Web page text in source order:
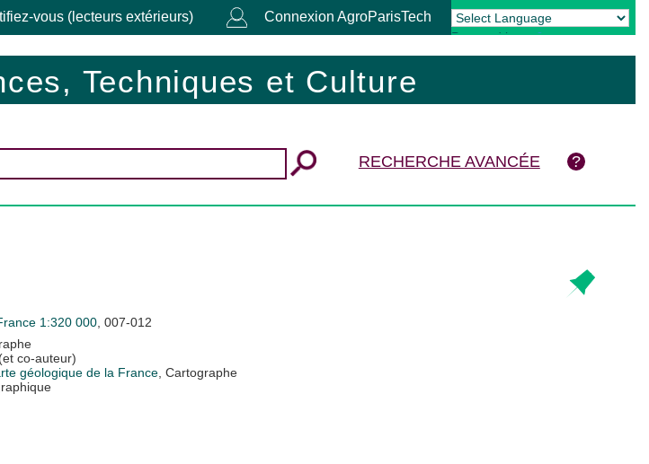
vous (lecteurs extérieurs) Connexion AgroParisTech
Powered by Translate
Techniques et Culture
RECHERCHE AVANCÉE
1:320 000, 007-012
co-auteur)
géologique de la France, Cartographe